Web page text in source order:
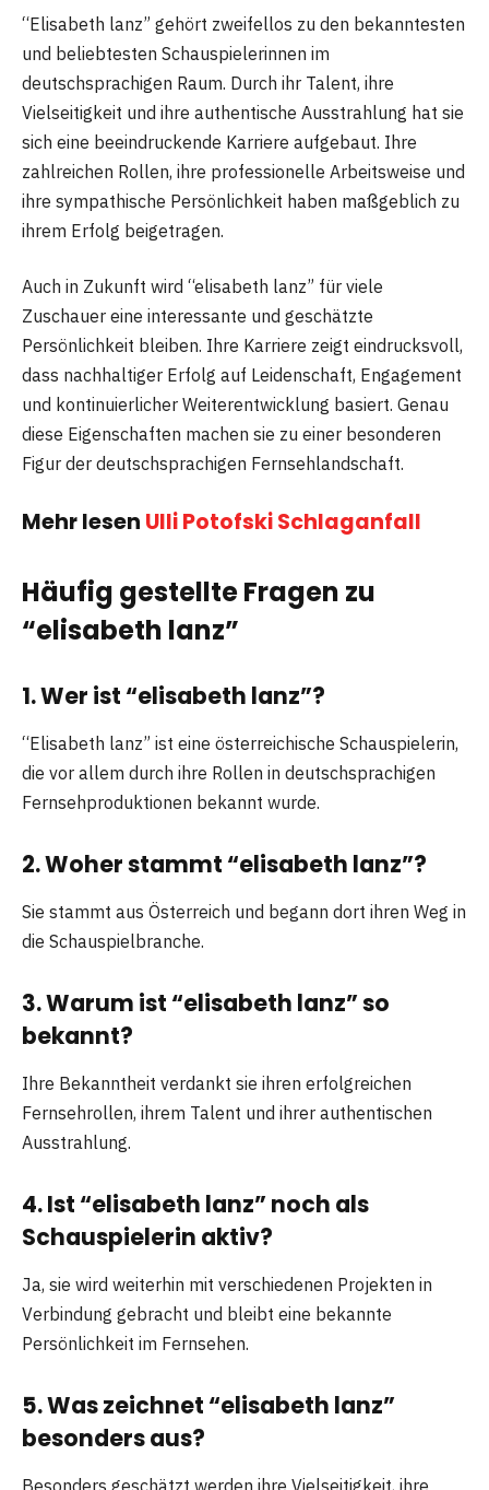
“Elisabeth lanz” gehört zweifellos zu den bekanntesten
und beliebtesten Schauspielerinnen im
deutschsprachigen Raum. Durch ihr Talent, ihre
Vielseitigkeit und ihre authentische Ausstrahlung hat sie
sich eine beeindruckende Karriere aufgebaut. Ihre
zahlreichen Rollen, ihre professionelle Arbeitsweise und
ihre sympathische Persönlichkeit haben maßgeblich zu
ihrem Erfolg beigetragen.
Auch in Zukunft wird “elisabeth lanz” für viele
Zuschauer eine interessante und geschätzte
Persönlichkeit bleiben. Ihre Karriere zeigt eindrucksvoll,
dass nachhaltiger Erfolg auf Leidenschaft, Engagement
und kontinuierlicher Weiterentwicklung basiert. Genau
diese Eigenschaften machen sie zu einer besonderen
Figur der deutschsprachigen Fernsehlandschaft.
Mehr lesen Ulli Potofski Schlaganfall
Häufig gestellte Fragen zu
“elisabeth lanz”
1. Wer ist “elisabeth lanz”?
“Elisabeth lanz” ist eine österreichische Schauspielerin,
die vor allem durch ihre Rollen in deutschsprachigen
Fernsehproduktionen bekannt wurde.
2. Woher stammt “elisabeth lanz”?
Sie stammt aus Österreich und begann dort ihren Weg in
die Schauspielbranche.
3. Warum ist “elisabeth lanz” so
bekannt?
Ihre Bekanntheit verdankt sie ihren erfolgreichen
Fernsehrollen, ihrem Talent und ihrer authentischen
Ausstrahlung.
4. Ist “elisabeth lanz” noch als
Schauspielerin aktiv?
Ja, sie wird weiterhin mit verschiedenen Projekten in
Verbindung gebracht und bleibt eine bekannte
Persönlichkeit im Fernsehen.
5. Was zeichnet “elisabeth lanz”
besonders aus?